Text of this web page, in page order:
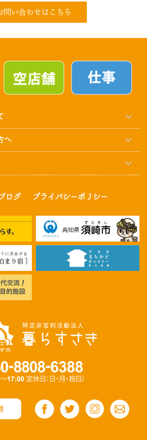
問い合わせはこちら
へ
ログ プライバシーポリシー